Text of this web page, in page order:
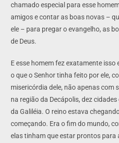
chamado especial para esse
amigos e contar as boas novas –
ele – para pregar o evangelho, as
de Deus.
E esse homem fez exatamente
o que o Senhor tinha feito por ele,
misericórdia dele, não apenas com
na região da Decápolis, dez
da Galiléia. O reino estava
começando. Era o fim do mundo,
elas tinham que estar prontos para